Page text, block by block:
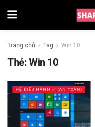
Trang chủ Tag Win 10
Thẻ:Win 10
HỆ ĐIỀU HÀNH ✅ (AN TOÀN)